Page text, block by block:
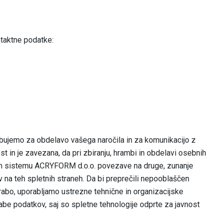
podatke:
za obdelavo vašega naročila in za komunikacijo z
in je zavezana, da pri zbiranju, hrambi in obdelavi osebnih
ACRYFORM d.o.o. povezave na druge, zunanje
teh spletnih straneh. Da bi preprečili nepooblaščen
uporabljamo ustrezne tehnične in organizacijske
podatkov, saj so spletne tehnologije odprte za javnost